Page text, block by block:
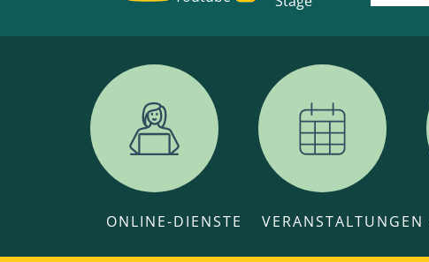
ONLINE-DIENSTE VERANSTALTUNGEN